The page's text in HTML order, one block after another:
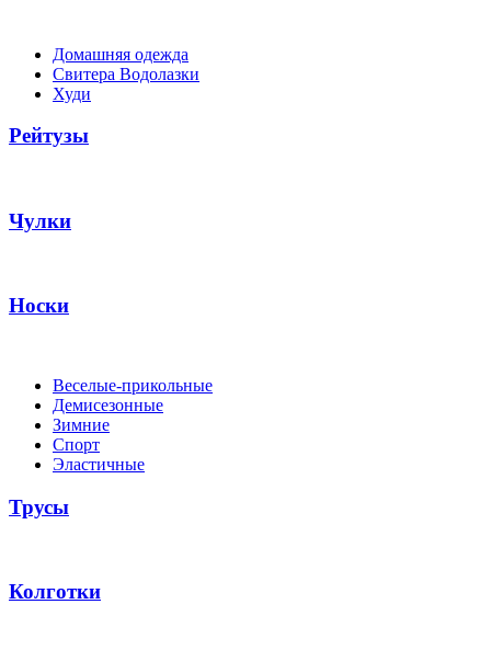
Домашняя одежда
Свитера Водолазки
Худи
Рейтузы
Чулки
Носки
Веселые-прикольные
Демисезонные
Зимние
Спорт
Эластичные
Трусы
Колготки